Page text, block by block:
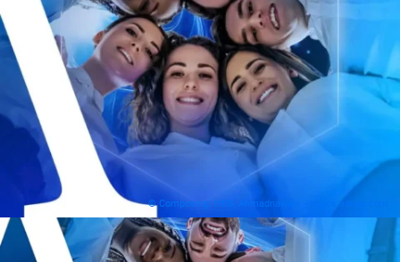
© Composing: HBS, Ahmadnawavi – stock.adobe.com